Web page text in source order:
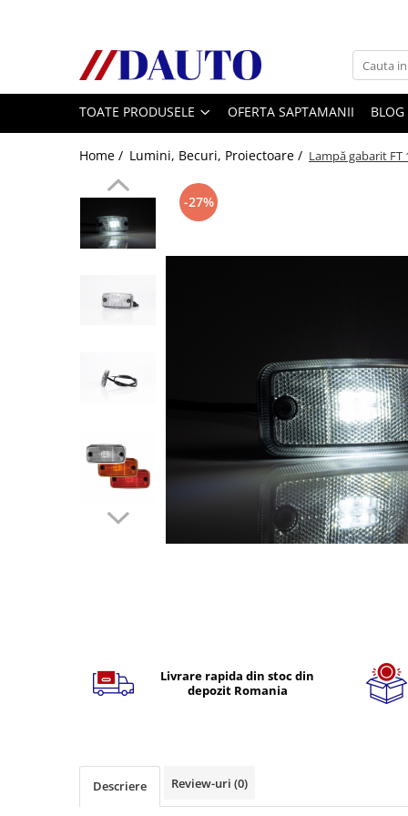
Toate Produsele
Bullbare, Suporti lumini camioane
Accesorii inox
Mercedes Actros MP2
Scania R S G P Next Generation
TOATE PRODUSELE OFERTA SAPTAMANII BLOG
Home / Lumini, Becuri, Proiectoare / Lampă gabarit FT
-27%
Facebook
Livrare rapida din stoc din
depozit Romania
Descriere Review-uri (0)